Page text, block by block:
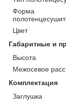
Форма
Цвет
Габаритные и
Высота
Межосевое
Комплектация
Заглушка